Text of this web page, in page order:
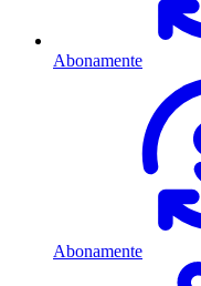
Abonamente
Abonamente